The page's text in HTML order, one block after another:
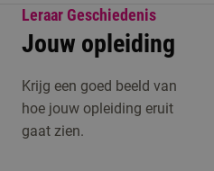
Leraar Geschiedenis
Jouw opleiding
Krijg een goed beeld van
hoe jouw opleiding eruit
gaat zien.